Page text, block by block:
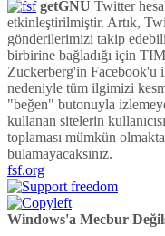
getGNU Twitter
etkinleştirilmiştir. Artık,
gönderilerimizi takip
birbirine bağladığı için
Zuckerberg'in
nedeniyle tüm ilgimizi
"beğen" butonuyla
kullanan sitelerin
toplaması mümkün
bulamayacaksınız.
fsf.org
Windows'a Mecbur